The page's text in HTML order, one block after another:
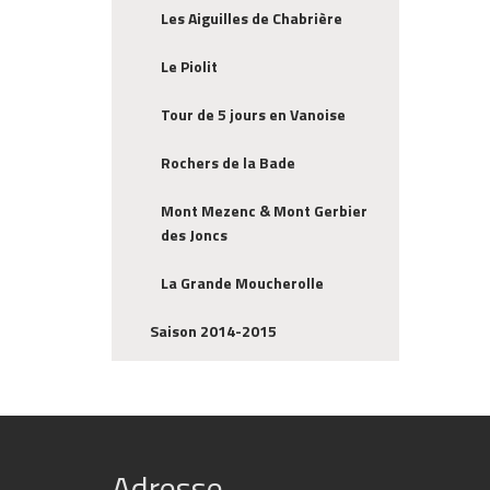
Les Aiguilles de Chabrière
Le Piolit
Tour de 5 jours en Vanoise
Rochers de la Bade
Mont Mezenc & Mont Gerbier
des Joncs
La Grande Moucherolle
Saison 2014-2015